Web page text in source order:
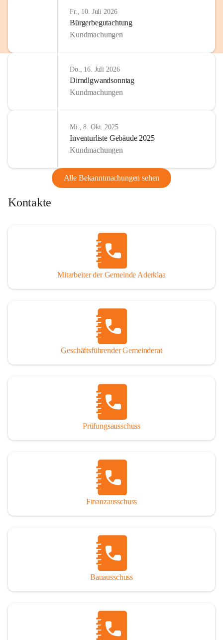
Fr., 10. Juli 2026
Bürgerbegutachtung
Kundmachungen
Do., 16. Juli 2026
Dirndlgwandsonntag
Kundmachungen
Mi., 8. Okt. 2025
Inventurliste Gebäude 2025
Kundmachungen
Alle Bekanntmachungen sehen
Kontakte
Mitarbeiter der Gemeinde Aderklaa
Geschäftsführender Gemeinderat
Prüfungsausschuss
Finanzausschuss
Bauausschuss